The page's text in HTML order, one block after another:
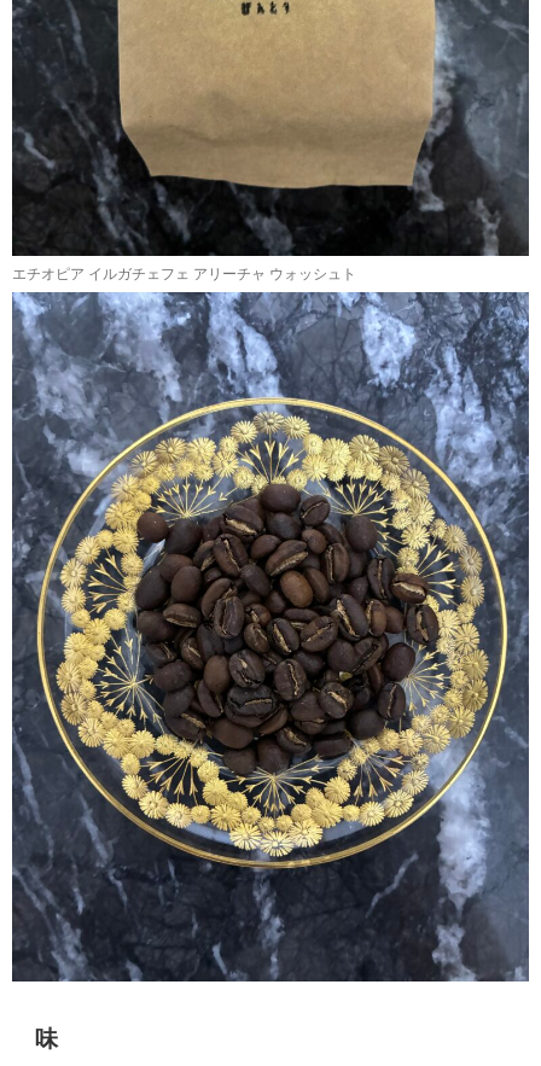
エチオピア イルガチェフェ アリーチャ ウォッシュト
味